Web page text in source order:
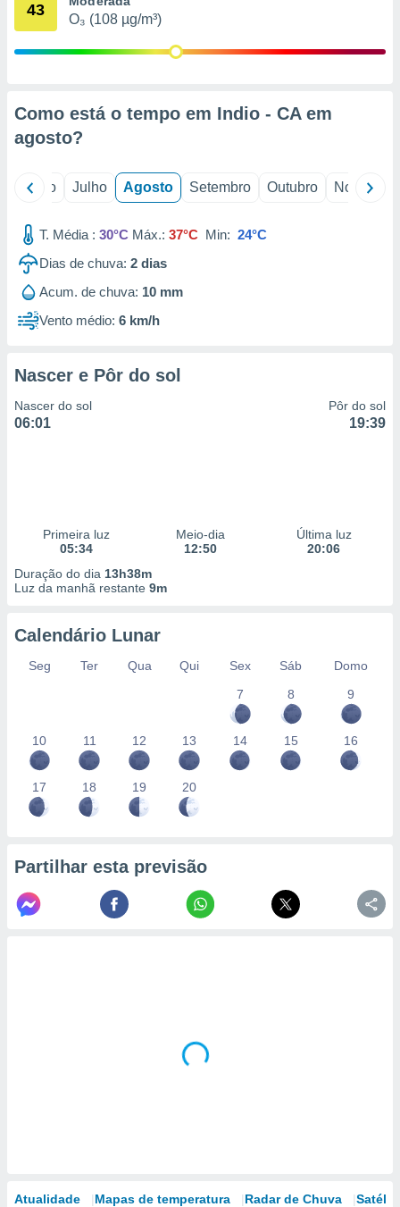
de
1199
43
O₃ (108 µg/m³)
Como está o tempo em Indio - CA em
agosto?
Junho Julho Agosto Setembro Outubro Novembro
T. Média : 30°C Máx.: 37°C Min: 24°C
Dias de chuva: 2 dias
Acum. de chuva: 10 mm
Vento médio: 6 km/h
Nascer e Pôr do sol
Nascer do sol
06:01
Pôr do sol
19:39
Primeira luz
05:34
Meio-dia
12:50
Última luz
20:06
Duração do dia 13h38m
Luz da manhã restante 9m
Calendário Lunar
Seg Ter Qua Qui Sex Sáb
Domo
7
8 9
10 11 12 13 14 15 16
17 18 19 20
Partilhar esta previsão
Atualidade Mapas de temperatura Radar de Chuva